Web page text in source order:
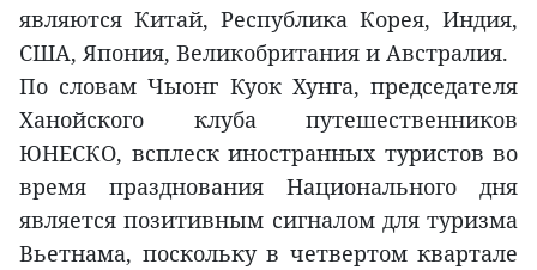
являются Китай, Республика Корея, Индия,
США, Япония, Великобритания и Австралия.
По словам Чыонг Куок Хунга, председателя
Ханойского клуба путешественников
ЮНЕСКО, всплеск иностранных туристов во
время празднования Национального дня
является позитивным сигналом для туризма
Вьетнама, поскольку в четвертом квартале